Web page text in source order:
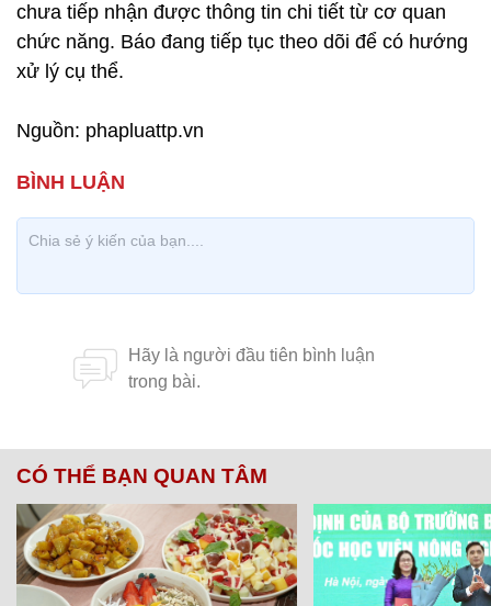
chưa tiếp nhận được thông tin chi tiết từ cơ quan
chức năng. Báo đang tiếp tục theo dõi để có hướng
xử lý cụ thể.
Nguồn: phapluattp.vn
CÓ THỂ BẠN QUAN TÂM